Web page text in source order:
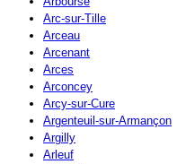
Arc-sur-Tille
Arceau
Arcenant
Arces
Arconcey
Arcy-sur-Cure
Argenteuil-sur-Armançon
Argilly
Arleuf